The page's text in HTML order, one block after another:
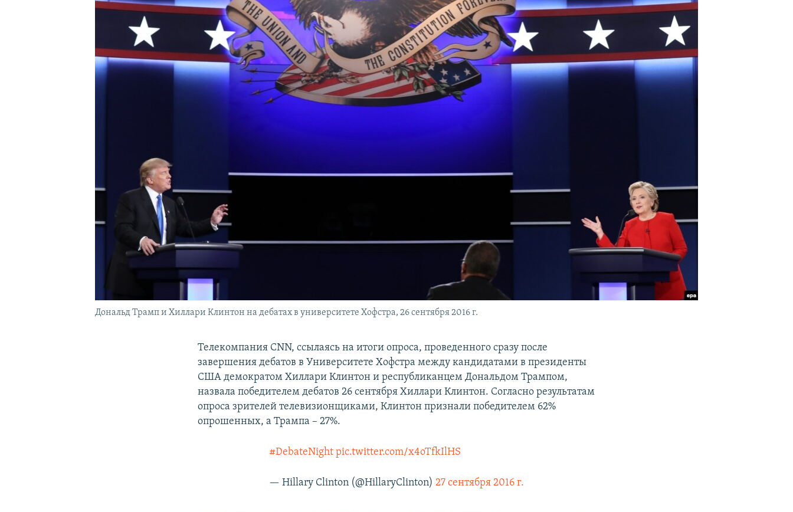
УКРАИНСКАЯ ПРОБЛЕМА КРЫМА
Дональд Трамп и Хиллари Клинтон на дебатах в университете Хофстра, 26 сентября 2016 г.
Телекомпания CNN, ссылаясь на итоги опроса, проведенного сразу после
завершения дебатов в Университете Хофстра между кандидатами в президенты
США демократом Хиллари Клинтон и республиканцем Дональдом Трампом,
назвала победителем дебатов 26 сентября Хиллари Клинтон. Согласно результатам
опроса зрителей телевизионщиками, Клинтон признали победителем 62%
опрошенных, а Трампа – 27%.
#DebateNight pic.twitter.com/x4oTfkIlHS
— Hillary Clinton (@HillaryClinton) 27 сентября 2016 г.